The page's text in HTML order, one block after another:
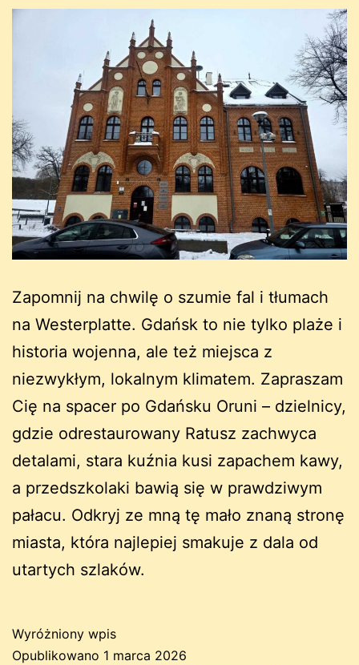
Zapomnij na chwilę o szumie fal i tłumach
na Westerplatte. Gdańsk to nie tylko plaże i
historia wojenna, ale też miejsca z
niezwykłym, lokalnym klimatem. Zapraszam
Cię na spacer po Gdańsku Oruni – dzielnicy,
gdzie odrestaurowany Ratusz zachwyca
detalami, stara kuźnia kusi zapachem kawy,
a przedszkolaki bawią się w prawdziwym
pałacu. Odkryj ze mną tę mało znaną stronę
miasta, która najlepiej smakuje z dala od
utartych szlaków.
Wyróżniony wpis
Opublikowano 1 marca 2026